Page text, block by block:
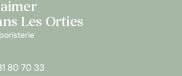
Les Orties
80 70 33